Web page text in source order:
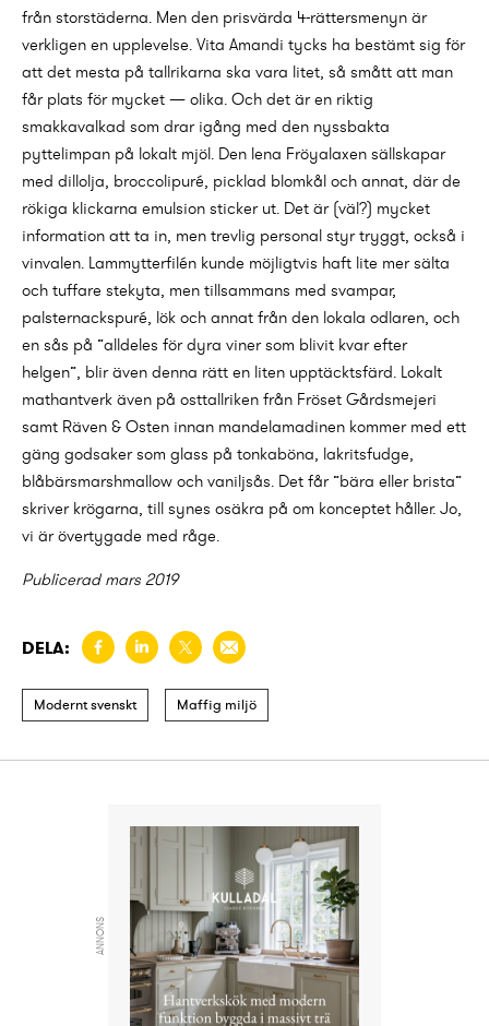
från storstäderna. Men den prisvärda 4-rättersmenyn är
verkligen en upplevelse. Vita Amandi tycks ha bestämt sig för
att det mesta på tallrikarna ska vara litet, så smått att man
får plats för mycket — olika. Och det är en riktig
smakkavalkad som drar igång med den nyssbakta
pyttelimpan på lokalt mjöl. Den lena Fröyalaxen sällskapar
med dillolja, broccolipuré, picklad blomkål och annat, där de
rökiga klickarna emulsion sticker ut. Det är (väl?) mycket
information att ta in, men trevlig personal styr tryggt, också i
vinvalen. Lammytterfilén kunde möjligtvis haft lite mer sälta
och tuffare stekyta, men tillsammans med svampar,
palsternackspuré, lök och annat från den lokala odlaren, och
en sås på ”alldeles för dyra viner som blivit kvar efter
helgen”, blir även denna rätt en liten upptäcktsfärd. Lokalt
mathantverk även på osttallriken från Fröset Gårdsmejeri
samt Räven & Osten innan mandelamadinen kommer med ett
gäng godsaker som glass på tonkaböna, lakritsfudge,
blåbärsmarshmallow och vaniljsås. Det får ”bära eller brista”
skriver krögarna, till synes osäkra på om konceptet håller. Jo,
vi är övertygade med råge.
Publicerad mars 2019
DELA:
Modernt svenskt Maffig miljö
ANNONS